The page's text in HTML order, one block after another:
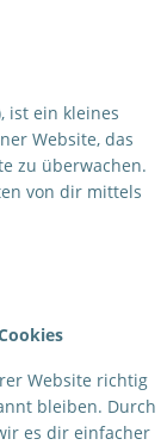
ist ein kleines
Website, das
zu überwachen.
von dir mittels
Website richtig
bleiben. Durch
es dir einfacher